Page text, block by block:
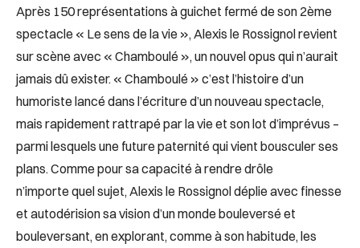
Après 150 représentations à guichet fermé de son 2ème
spectacle « Le sens de la vie », Alexis le Rossignol revient
sur scène avec « Chamboulé », un nouvel opus qui n’aurait
jamais dû exister. « Chamboulé » c’est l’histoire d’un
humoriste lancé dans l’écriture d’un nouveau spectacle,
mais rapidement rattrapé par la vie et son lot d’imprévus –
parmi lesquels une future paternité qui vient bousculer ses
plans. Comme pour sa capacité à rendre drôle
n’importe quel sujet, Alexis le Rossignol déplie avec finesse
et autodérision sa vision d’un monde bouleversé et
bouleversant, en explorant, comme à son habitude, les